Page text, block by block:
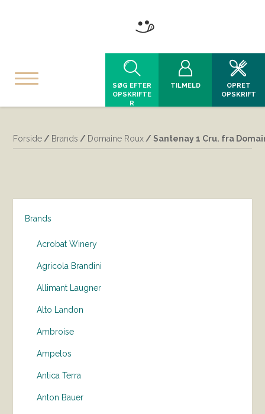
SØG EFTER
OPSKRIFTE
R
TILMELD
OPRET
OPSKRIFT
Forside / Brands / Domaine Roux / Santenay 1 Cru. fra
Brands
Acrobat Winery
Agricola Brandini
Allimant Laugner
Alto Landon
Ambroise
Ampelos
Antica Terra
Anton Bauer